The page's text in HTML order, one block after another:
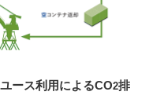
ース利用によるCO2排